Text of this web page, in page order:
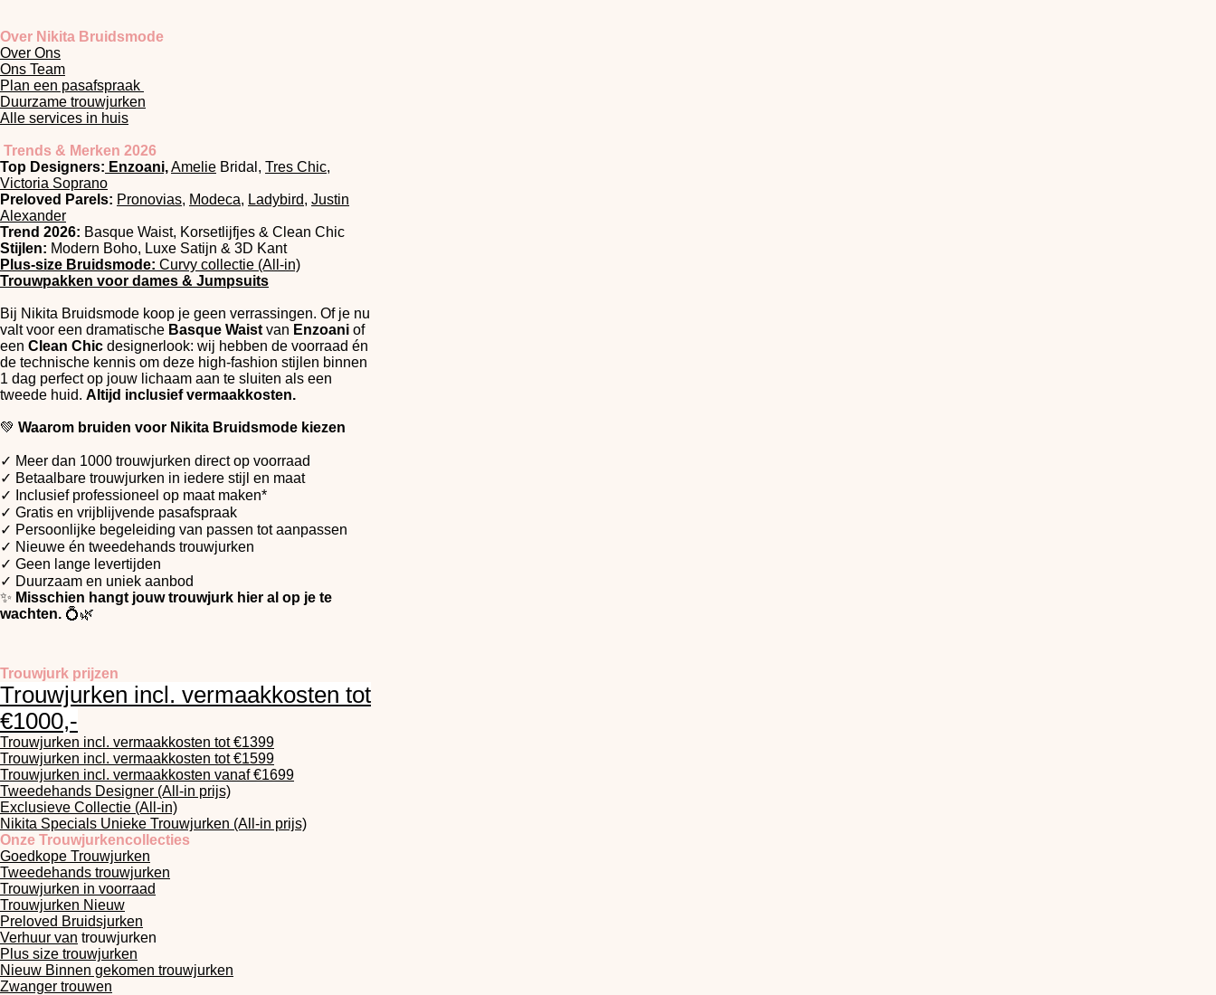
Over Nikita Bruidsmode
Over Ons
Ons Team
Plan een pasafspraak
Duurzame trouwjurken
Alle services in huis
Trends & Merken 2026
Top Designers: Enzoani,Amelie Bridal, Tres Chic,
Victoria Soprano
Preloved Parels: Pronovias, Modeca, Ladybird, Justin
Alexander
Trend 2026: Basque Waist, Korsetlijfjes & Clean Chic
Stijlen: Modern Boho, Luxe Satijn & 3D Kant
Plus-size Bruidsmode: Curvy collectie (All-in)
Trouwpakken voor dames & Jumpsuits
Bij Nikita Bruidsmode koop je geen verrassingen. Of je nu
valt voor een dramatische Basque Waist van Enzoani of
een Clean Chic designerlook: wij hebben de voorraad én
de technische kennis om deze high-fashion stijlen binnen
1 dag perfect op jouw lichaam aan te sluiten als een
tweede huid. Altijd inclusief vermaakkosten.
💚 Waarom bruiden voor Nikita Bruidsmode kiezen
✓ Meer dan 1000 trouwjurken direct op voorraad
✓ Betaalbare trouwjurken in iedere stijl en maat
✓ Inclusief professioneel op maat maken*
✓ Gratis en vrijblijvende pasafspraak
✓ Persoonlijke begeleiding van passen tot aanpassen
✓ Nieuwe én tweedehands trouwjurken
✓ Geen lange levertijden
✓ Duurzaam en uniek aanbod
✨ Misschien hangt jouw trouwjurk hier al op je te
wachten. 💍🌿
Trouwjurk prijzen
Trouwjurken incl. vermaakkosten tot
€1000,-
Trouwjurken incl. vermaakkosten tot €1399
Trouwjurken incl. vermaakkosten tot €1599
Trouwjurken incl. vermaakkosten vanaf €1699
Tweedehands Designer (All-in prijs)
Exclusieve Collectie (All-in)
Nikita Specials Unieke Trouwjurken (All-in prijs)
Onze Trouwjurkencollecties
Goedkope Trouwjurken
Tweedehands trouwjurken
Trouwjurken in voorraad
Trouwjurken Nieuw
Preloved Bruidsjurken
Verhuur van trouwjurken
Plus size trouwjurken
Nieuw Binnen gekomen trouwjurken
Zwanger trouwen